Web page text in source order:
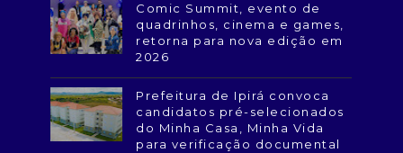
Comic Summit, evento de
quadrinhos, cinema e games,
retorna para nova edição em
2026
Prefeitura de Ipirá convoca
candidatos pré-selecionados
do Minha Casa, Minha Vida
para verificação documental